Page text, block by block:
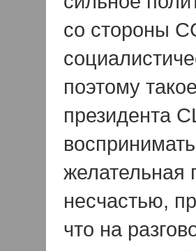
со стороны
поэтому
президента
желательная
несчастью,
что на